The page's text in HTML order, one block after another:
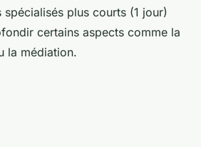
spécialisés plus courts (1 jour)
certains aspects comme la
la médiation.